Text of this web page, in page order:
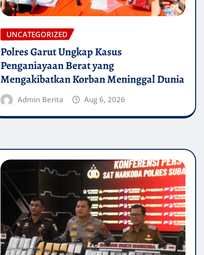
UNCATEGORIZED
Polres Garut Ungkap Kasus
Penganiayaan Berat yang
Mengakibatkan Korban Meninggal Dunia
Admin Berita Aug 6, 2026